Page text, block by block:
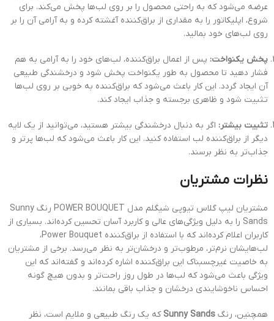
عرضه می‌شود که به راحتی محصول را بر روی لب‌ها پخش می‌کند. برای
شروع، اپلیکاتور را به مقداری از براق‌کننده آغشته کرده و به آرامی آن را بر
روی لب‌های خود بمالید.
پخش یکنواخت: پس از اعمال براق‌کننده، لب‌های خود را به آرامی به هم
فشار دهید تا محصول به طور یکنواخت پخش شود و درخشندگی طبیعی
آن ایجاد گردد. این کار باعث می‌شود که براق‌کننده به خوبی بر روی لب‌ها
تثبیت شود و ظاهری برجسته و جذاب ایجاد کند.
تثبیت بیشتر: اگر به دنبال درخشندگی بیشتر هستید، می‌توانید از یک لایه
دیگر از براق‌کننده لب استفاده کنید. این کار باعث می‌شود که لب‌ها پرتر و
جذاب‌تر به نظر برسند.
نظرات مشتریان
مشتریان لیپ گلاس تیوپی شیگلم مدل POWER BOUQUET رنگ Sunny
Sands را به دلیل ویژگی‌های عالی و کاربرد آسان تحسین کرده‌اند. بسیاری از
کاربران اعلام کرده‌اند که با استفاده از براق‌کننده Power Bouquet،
لب‌هایشان نرم‌تر، مرطوب‌تر و درخشان‌تر به نظر می‌رسد. برخی از مشتریان
به خاصیت غیرچسبناک این براق‌کننده اشاره کرده‌اند و گفته‌اند که این
ویژگی باعث می‌شود که لب‌ها در طول روز راحت‌تر و بدون هیچ گونه
احساس ناخوشایندی درخشان و جذاب باقی بمانند.
همچنین، رنگ Sunny Sandsکه یک رنگ طبیعی و ملایم است، نظر